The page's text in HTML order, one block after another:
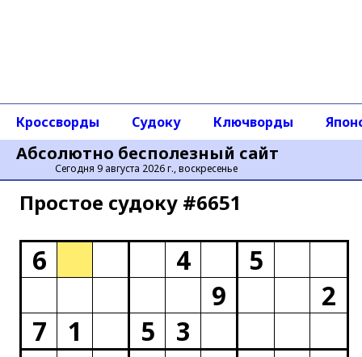
Абсолютно бесполезный сайт
Сегодня 9 августа 2026 г., воскресенье
Кроссворды Судоку Ключворды
Простое cудоку #6651
6 4
5
9
2
7
1 5
3